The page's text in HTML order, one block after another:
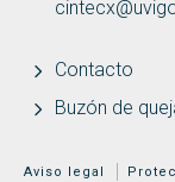
Contacto
Buzón de
MENÚ
Aviso legal